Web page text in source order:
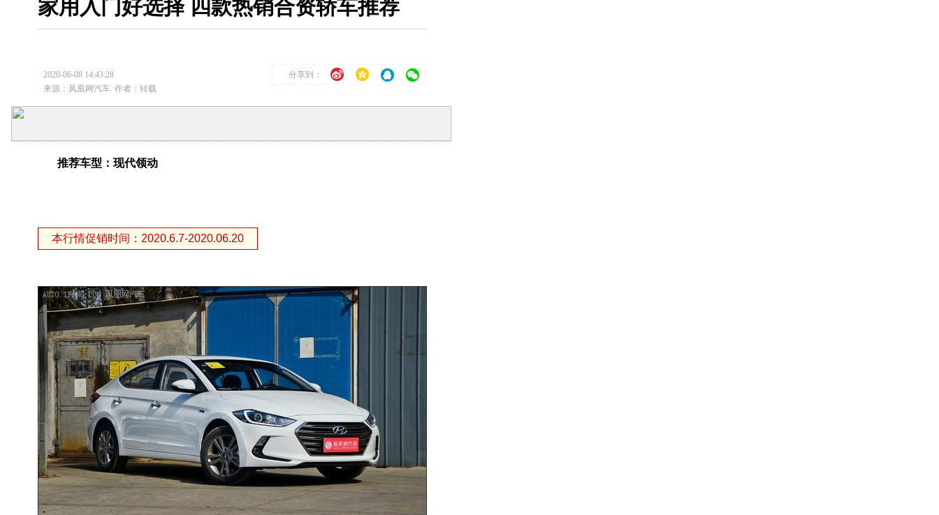
家用入门好选择 四款热销合资轿车推荐
2020-06-08 14:43:28
分享到：
来源：凤凰网汽车 作者：转载
推荐车型：现代领动
本行情促销时间：2020.6.7-2020.06.20